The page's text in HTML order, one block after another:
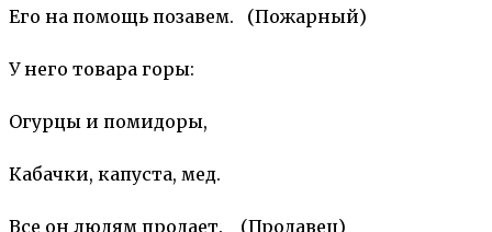
Его на помощь позавем. (Пожарный)
У него товара горы:
Огурцы и помидоры,
Кабачки, капуста, мед.
Все он людям продает. (Продавец)